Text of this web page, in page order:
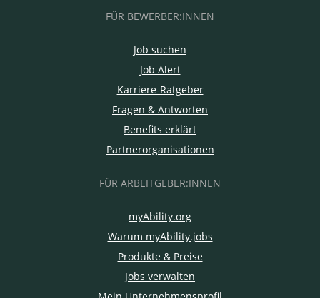
FÜR BEWERBER:INNEN
Job suchen
Job Alert
Karriere-Ratgeber
Fragen & Antworten
Benefits erklärt
Partnerorganisationen
FÜR ARBEITGEBER:INNEN
myAbility.org
Warum myAbility.jobs
Produkte & Preise
Jobs verwalten